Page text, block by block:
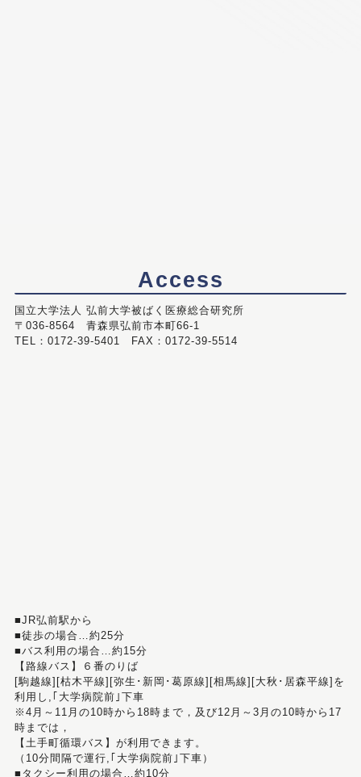
Access
国立大学法人 弘前大学被ばく医療総合研究所
〒036-8564 青森県弘前市本町66-1
TEL：0172-39-5401 FAX：0172-39-5514
■JR弘前駅から
■徒歩の場合…約25分
■バス利用の場合…約15分
【路線バス】６番のりば
[駒越線][枯木平線][弥生･新岡･葛原線][相馬線][大秋･居森平線]を
利用し,｢大学病院前｣下車
※4月～11月の10時から18時まで，及び12月～3月の10時から17
時までは，
【土手町循環バス】が利用できます。
（10分間隔で運行,｢大学病院前｣下車）
■タクシー利用の場合…約10分